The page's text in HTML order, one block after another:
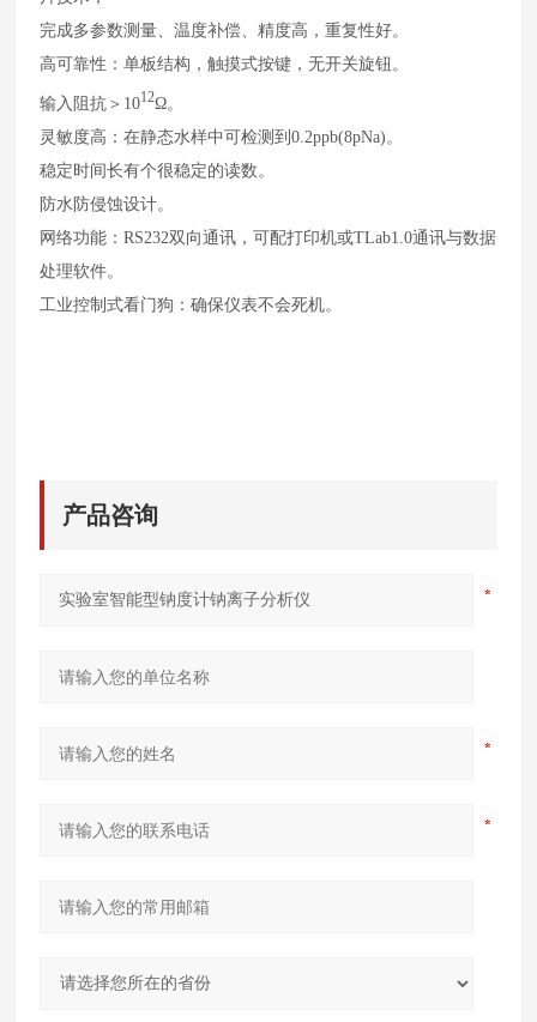
完成多参数测量、温度补偿、精度高，重复性好。
高可靠性：单板结构，触摸式按键，无开关旋钮。
输入阻抗＞1012Ω。
灵敏度高：在静态水样中可检测到0.2ppb(8pNa)。
稳定时间长有个很稳定的读数。
防水防侵蚀设计。
网络功能：RS232双向通讯，可配打印机或TLab1.0通讯与数据
处理软件。
工业控制式看门狗：确保仪表不会死机。
产品咨询